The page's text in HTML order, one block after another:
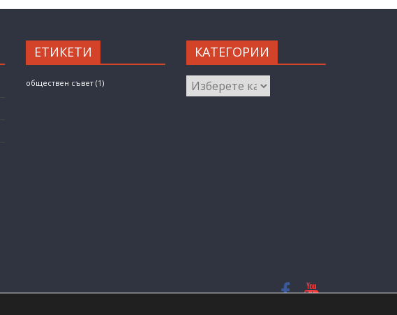
ЕТИКЕТИ
обществен съвет(1)
КАТЕГОРИИ
КАТЕГОРИИ